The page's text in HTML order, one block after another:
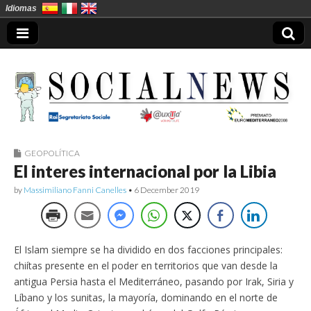
Socialnews en
Español
GEOPOLÍTICA
El interes internacional por la Libia
by Massimiliano Fanni Canelles • 6 December 2019
El Islam siempre se ha dividido en dos facciones principales:
chiítas presente en el poder en territorios que van desde la
antigua Persia hasta el Mediterráneo, pasando por Irak, Siria y
Líbano y los sunitas, la mayoría, dominando en el norte de
Idiomas